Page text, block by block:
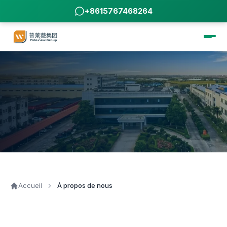
+8615767468264
Accueil À propos de nous